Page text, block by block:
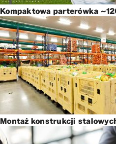
Kompaktowa parterówka
Montaż konstrukcji